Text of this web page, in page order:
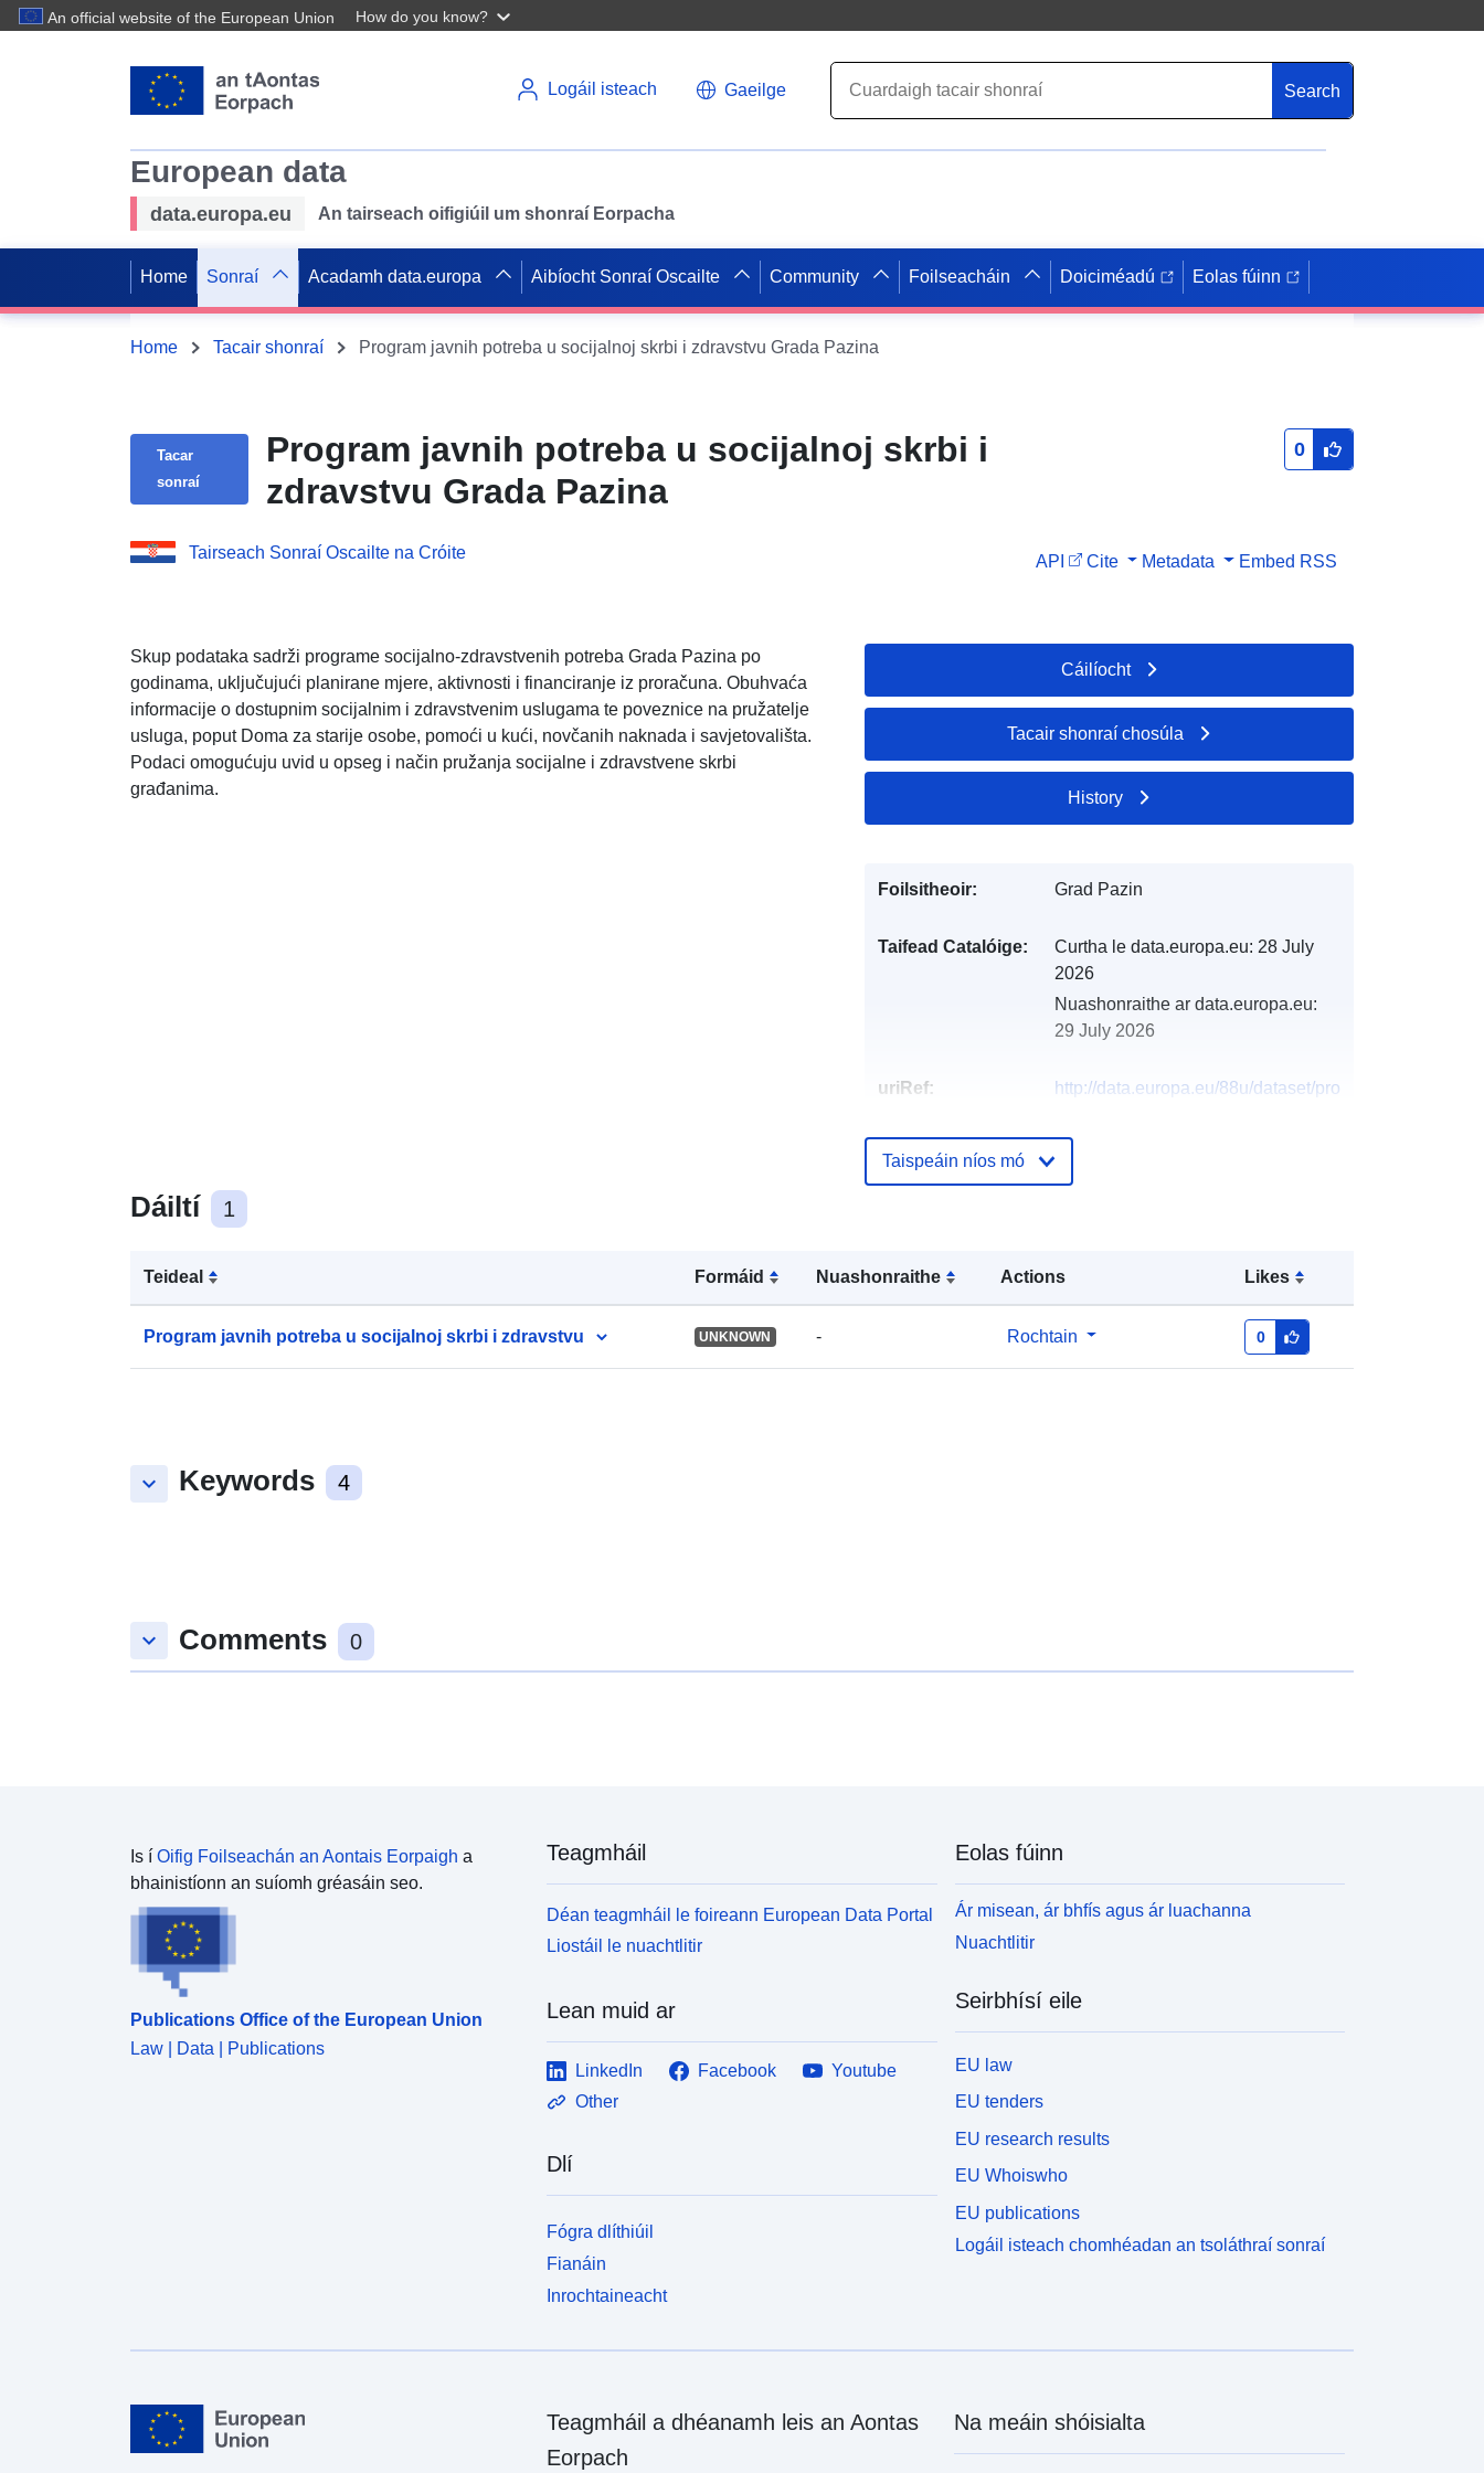
An official website of the European Union How do you know?
Logáil isteach Gaeilge Search
European data
data.europa.eu An tairseach oifigiúil um shonraí Eorpacha
Home Sonraí Acadamh data.europa Aibíocht Sonraí Oscailte Community Foilseacháin Doiciméadú Eolas fúinn
Home Tacair shonraí Program javnih potreba u socijalnoj skrbi i zdravstvu Grada Pazina
Tacar
sonraí
Program javnih potreba u socijalnoj skrbi i
zdravstvu Grada Pazina
0
Tairseach Sonraí Oscailte na Cróite API Cite Metadata Embed RSS
Skup podataka sadrži programe socijalno-zdravstvenih potreba Grada Pazina po
godinama, uključujući planirane mjere, aktivnosti i financiranje iz proračuna. Obuhvaća
informacije o dostupnim socijalnim i zdravstvenim uslugama te poveznice na pružatelje
usluga, poput Doma za starije osobe, pomoći u kući, novčanih naknada i savjetovališta.
Podaci omogućuju uvid u opseg i način pružanja socijalne i zdravstvene skrbi
građanima.
Dáiltí 1
Teideal Formáid Nuashonraithe Actions Likes
Program javnih potreba u socijalnoj skrbi i zdravstvu UNKNOWN - Rochtain 0
keyboard_arrow_down Keywords 4
Cáilíocht
Tacair shonraí chosúla
History
Foilsitheoir: Grad Pazin
Taifead Catalóige: Curtha le data.europa.eu: 28 July
2026
Nuashonraithe ar data.europa.eu:
29 July 2026
uriRef:
http://data.europa.eu/88u/dataset/pro
skrbi-i-zdravstvu-grada-pazina
Taispeáin níos mó
keyboard_arrow_down Comments 0
Is í Oifig Foilseachán an Aontais Eorpaigh a
bhainistíonn an suíomh gréasáin seo.
Publications Office of the European Union
Law | Data | Publications
Teagmháil
Déan teagmháil le foireann European Data Portal
Liostáil le nuachtlitir
Lean muid ar
LinkedIn Facebook
Youtube
Other
Dlí
Fógra dlíthiúil
Fianáin
Inrochtaineacht
Eolas fúinn
Ár misean, ár bhfís agus ár luachanna
Nuachtlitir
Seirbhísí eile
EU law
EU tenders
EU research results
EU Whoiswho
EU publications
Logáil isteach chomhéadan an tsoláthraí sonraí
Teagmháil a dhéanamh leis an Aontas
Eorpach
Na meáin shóisialta